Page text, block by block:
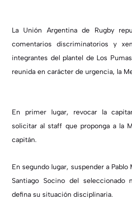
La Unión Argentina de Rugby
comentarios discriminatorios y
integrantes del plantel de Los
reunida en carácter de urgencia, la
En primer lugar, revocar la
solicitar al staff que proponga a la
capitán.
En segundo lugar, suspender a
Santiago Socino del seleccionado
defina su situación disciplinaria.